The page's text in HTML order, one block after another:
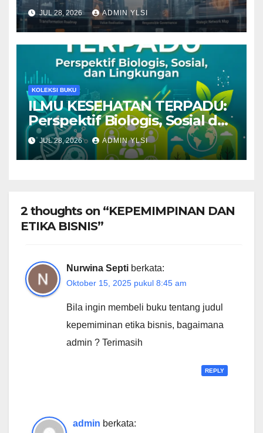
Responsible Governance, and
Value Realisation
JUL 28, 2026 ADMIN YLSI
KOLEKSI BUKU
ILMU KESEHATAN TERPADU:
Perspektif Biologis, Sosial dan
Lingkungan
JUL 28, 2026 ADMIN YLSI
2 thoughts on “KEPEMIMPINAN DAN
ETIKA BISNIS”
Nurwina Septi berkata:
Oktober 15, 2025 pukul 8:45 am
Bila ingin membeli buku tentang judul
kepemiminan etika bisnis, bagaimana
admin ? Terimasih
REPLY
admin berkata: